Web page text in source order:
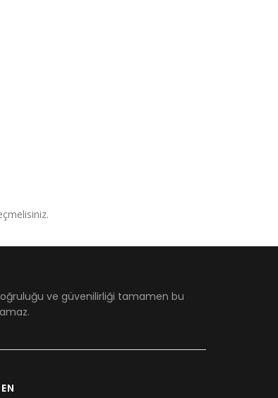
ve güvenilirliği tamamen bu